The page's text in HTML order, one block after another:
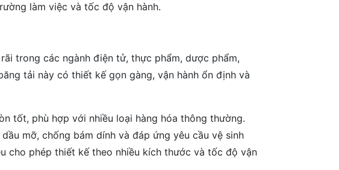
làm việc và tốc độ vận hành.
trong các ngành điện tử, thực phẩm, dược phẩm,
tải này có thiết kế gọn gàng, vận hành ổn định và
tốt, phù hợp với nhiều loại hàng hóa thông thường.
mỡ, chống bám dính và đáp ứng yêu cầu vệ sinh
cho phép thiết kế theo nhiều kích thước và tốc độ vận